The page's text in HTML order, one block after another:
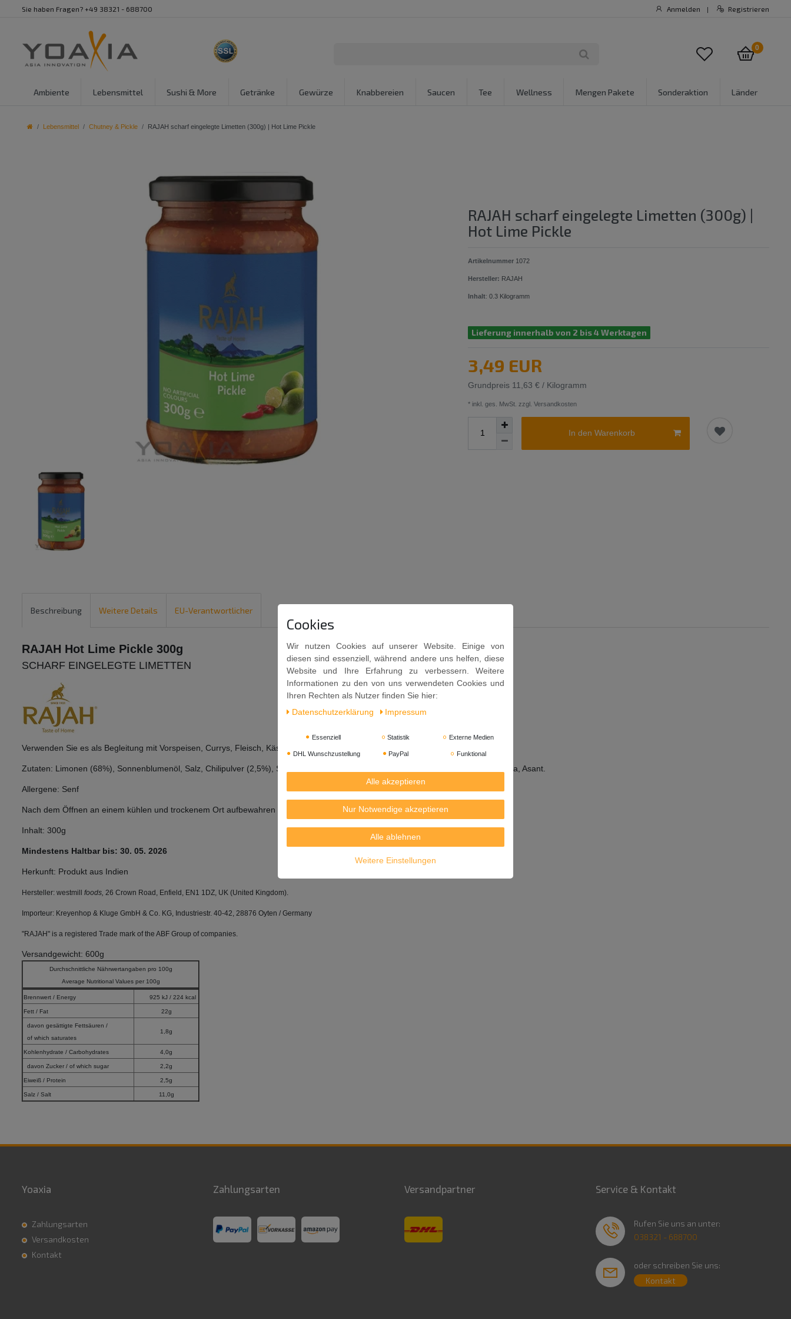
Sie haben Fragen? +49 38321 - 688700 Anmelden | Registrieren
0
Ambiente Lebensmittel Sushi & More Getränke Gewürze Knabbereien Saucen Tee Wellness Mengen Pakete Sonderaktion Länder
Lebensmittel Chutney & Pickle RAJAH scharf eingelegte Limetten (300g) | Hot Lime Pickle
RAJAH scharf eingelegte Limetten (300g) |
Hot Lime Pickle
Artikelnummer 1072
Hersteller: RAJAH
Inhalt:0.3 Kilogramm
Lieferung innerhalb von 2 bis 4 Werktagen
3,49 EUR
Grundpreis 11,63 € / Kilogramm
* inkl. ges. MwSt. zzgl. Versandkosten
In den Warenkorb
Beschreibung Weitere Details EU-Verantwortlicher
RAJAH Hot Lime Pickle 300g
SCHARF EINGELEGTE LIMETTEN
Verwenden Sie es als Begleitung mit Vorspeisen, Currys, Fleisch, Käse und Poppadums.
Zutaten: Limonen (68%), Sonnenblumenöl, Salz, Chilipulver (2,5%), Säuerungsmittel (Zitronensäure), , Bockshornklee, Kurkuma, Asant.
Allergene: Senf
Nach dem Öffnen an einem kühlen und trockenem Ort aufbewahren und innerhalb von 3 Monaten verwenden.
Inhalt: 300g
Mindestens Haltbar bis: 30. 05. 2026
Herkunft: Produkt aus Indien
Hersteller: westmill foods, 26 Crown Road, Enfield, EN1 1DZ, UK (United Kingdom).
Importeur: Kreyenhop & Kluge GmbH & Co. KG, Industriestr. 40-42, 28876 Oyten / Germany
"RAJAH" is a registered Trade mark of the ABF Group of companies.
Versandgewicht: 600g
Durchschnittliche Nährwertangaben pro 100g
Average Nutritional Values per 100g
Brennwert / Energy 925 kJ / 224 kcal
Fett / Fat 22g
davon gesättigte Fettsäuren /
of which saturates
1,8g
Kohlenhydrate / Carbohydrates 4,0g
davon Zucker / of which sugar 2,2g
Eiweiß / Protein 2,5g
Salz / Salt 11,0g
Yoaxia
Zahlungsarten
Versandkosten
Kontakt
Zahlungsarten Versandpartner Service & Kontakt
Rufen Sie uns an unter:
038321 - 688700
oder schreiben Sie uns:
Kontakt
Cookies
Wir nutzen Cookies auf unserer Website. Einige von
diesen sind essenziell, während andere uns helfen, diese
Website und Ihre Erfahrung zu verbessern. Weitere
Informationen zu den von uns verwendeten Cookies und
Ihren Rechten als Nutzer finden Sie hier:
Daten­schutz­erklärung
Impressum
Essenziell Statistik Externe Medien
DHL Wunschzustellung PayPal Funktional
Alle akzeptieren
Nur Notwendige akzeptieren
Alle ablehnen
Weitere Einstellungen